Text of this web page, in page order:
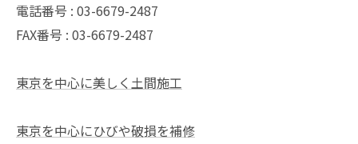
電話番号 : 03-6679-2487
FAX番号 : 03-6679-2487
東京を中心に美しく土間施工
東京を中心にひびや破損を補修